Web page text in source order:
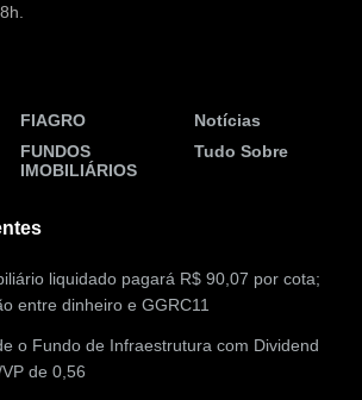
FIAGRO
FUNDOS
IMOBILIÁRIOS
Notícias
Tudo Sobre
liquidado pagará R$ 90,07 por cota;
entre dinheiro e GGRC11
o Fundo de Infraestrutura com Dividend
de 0,56